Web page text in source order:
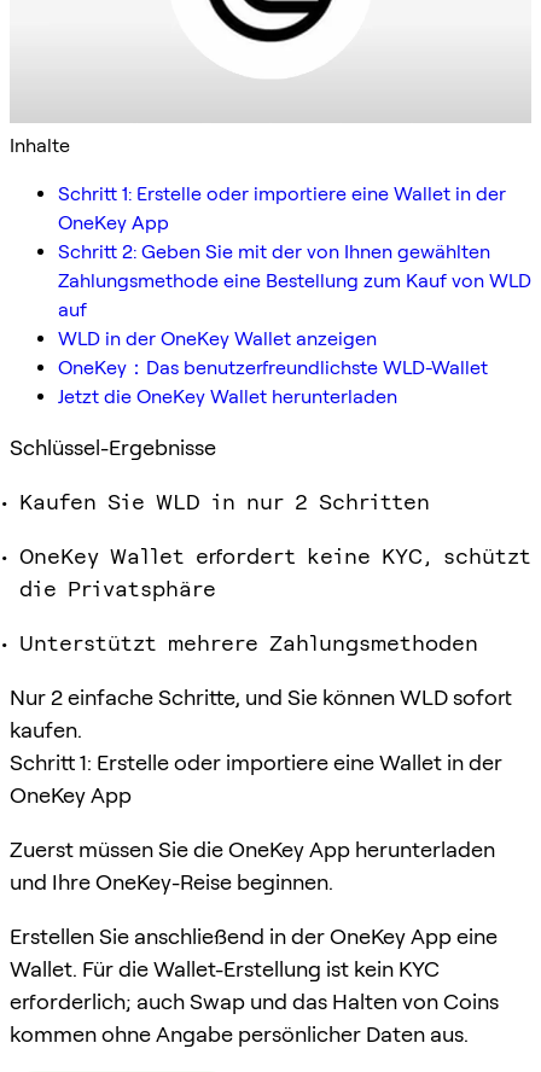
Inhalte
Schritt 1: Erstelle oder importiere eine Wallet in der
OneKey App
Schritt 2: Geben Sie mit der von Ihnen gewählten
Zahlungsmethode eine Bestellung zum Kauf von WLD
auf
WLD in der OneKey Wallet anzeigen
OneKey：Das benutzerfreundlichste WLD-Wallet
Jetzt die OneKey Wallet herunterladen
Schlüssel-Ergebnisse
Kaufen Sie WLD in nur 2 Schritten
OneKey Wallet erfordert keine KYC, schützt
die Privatsphäre
Unterstützt mehrere Zahlungsmethoden
Nur 2 einfache Schritte, und Sie können WLD sofort
kaufen.
Schritt 1: Erstelle oder importiere eine Wallet in der
OneKey App
Zuerst müssen Sie die OneKey App herunterladen
und Ihre OneKey-Reise beginnen.
Erstellen Sie anschließend in der OneKey App eine
Wallet. Für die Wallet-Erstellung ist kein KYC
erforderlich; auch Swap und das Halten von Coins
kommen ohne Angabe persönlicher Daten aus.